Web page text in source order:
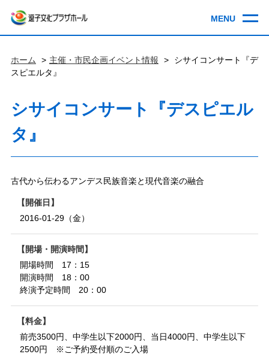
ホーム 主催・市民企画イベント情報
シサイコンサート『デ
スピエルタ』
シサイコンサート『デスピエル
タ』
古代から伝わるアンデス民族音楽と現代音楽の融合
開催日
2016-01-29（金）
開場・開演時間
開場時間 17：15
開演時間 18：00
終演予定時間 20：00
料金
前売3500円、中学生以下2000円、当日4000円、中学生以下
2500円 ※ご予約受付順のご入場